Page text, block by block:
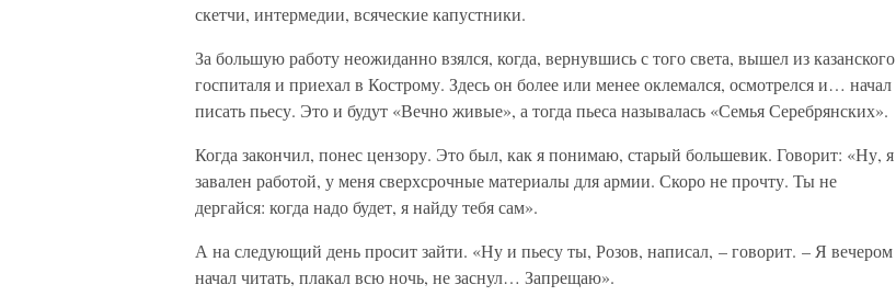
скетчи, интермедии, всяческие капустники.
За большую работу неожиданно взялся, когда, вернувшись с того света, вышел из казанского
госпиталя и приехал в Кострому. Здесь он более или менее оклемался, осмотрелся и… начал
писать пьесу. Это и будут «Вечно живые», а тогда пьеса называлась «Семья Серебрянских».
Когда закончил, понес цензору. Это был, как я понимаю, старый большевик. Говорит: «Ну, я
завален работой, у меня сверхсрочные материалы для армии. Скоро не прочту. Ты не
дергайся: когда надо будет, я найду тебя сам».
А на следующий день просит зайти. «Ну и пьесу ты, Розов, написал, – говорит. – Я вечером
начал читать, плакал всю ночь, не заснул… Запрещаю».